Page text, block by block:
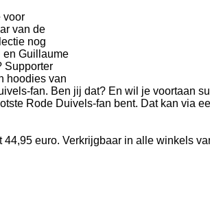
voor
van de
nog
en Guillaume
Supporter
hoodies van
fan. Ben jij dat? En wil je voortaan
Rode Duivels-fan bent. Dat kan via
euro. Verkrijgbaar in alle winkels